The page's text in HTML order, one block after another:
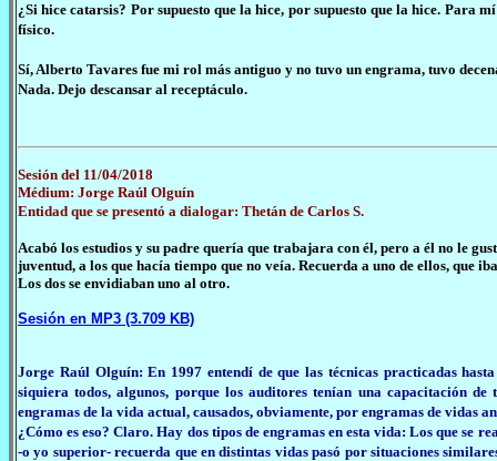
¿Si hice catarsis? Por supuesto que la hice, por supuesto que la hice. Para
físico.
Sí, Alberto Tavares fue mi rol más antiguo y no tuvo un engrama, tuvo
Nada. Dejo descansar al receptáculo.
Sesión del 11/04/2018
Médium: Jorge Raúl Olguín
Entidad que se presentó a dialogar: Thetán de Carlos S.
Acabó los estudios y su padre quería que trabajara con él, pero a él no le
juventud, a los que hacía tiempo que no veía. Recuerda a uno de ellos,
Los dos se envidiaban uno al otro.
Sesión en MP3 (3.709 KB)
Jorge Raúl Olguín: En 1997 entendí de que las técnicas practicadas
siquiera todos, algunos, porque los auditores tenían una capacitación
engramas de la vida actual, causados, obviamente, por engramas de vidas
¿Cómo es eso? Claro. Hay dos tipos de engramas en esta vida: Los que se
-o yo superior- recuerda que en distintas vidas pasó por situaciones